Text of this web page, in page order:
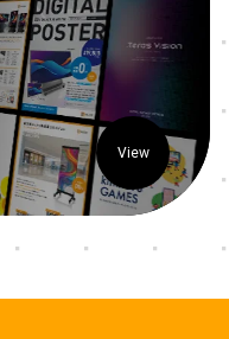
View